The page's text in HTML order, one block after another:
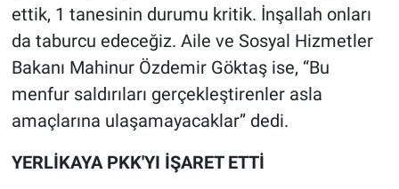
ettik, 1 tanesinin durumu kritik. İnşallah onları
da taburcu edeceğiz. Aile ve Sosyal Hizmetler
Bakanı Mahinur Özdemir Göktaş ise, “Bu
menfur saldırıları gerçekleştirenler asla
amaçlarına ulaşamayacaklar” dedi.
YERLİKAYA PKK'YI İŞARET ETTİ
Canlı Yayın